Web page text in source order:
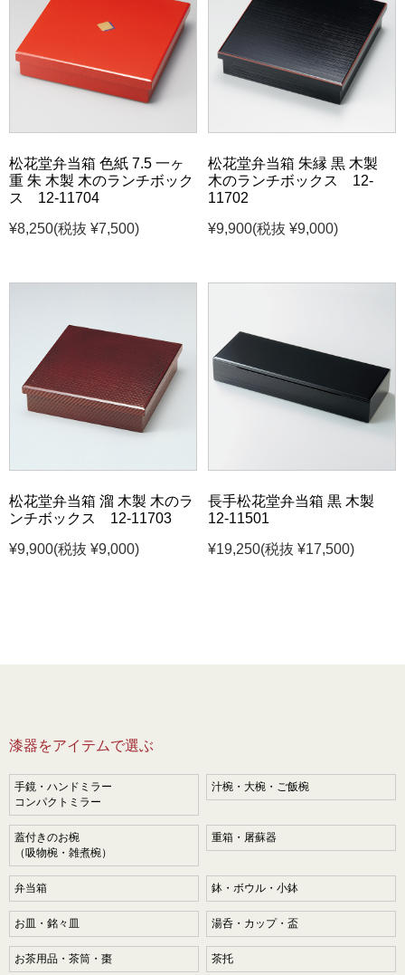
松花堂弁当箱 色紙 7.5 一ヶ
重 朱 木製 木のランチボック
ス 12-11704
¥8,250(税抜 ¥7,500)
松花堂弁当箱 朱縁 黒 木製
木のランチボックス 12-
11702
¥9,900(税抜 ¥9,000)
松花堂弁当箱 溜 木製 木のラ
ンチボックス 12-11703
¥9,900(税抜 ¥9,000)
長手松花堂弁当箱 黒 木製
12-11501
¥19,250(税抜 ¥17,500)
漆器をアイテムで選ぶ
手鏡・ハンドミラー
コンパクトミラー
汁椀・大椀・ご飯椀
蓋付きのお椀
（吸物椀・雑煮椀）
重箱・屠蘇器
弁当箱 鉢・ボウル・小鉢
お皿・銘々皿 湯呑・カップ・盃
お茶用品・茶筒・棗 茶托